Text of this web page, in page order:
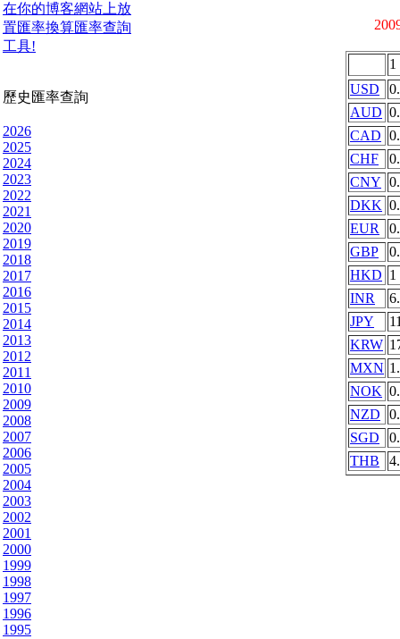
在你的博客網站上放
置匯率換算匯率查詢
工具!
歷史匯率查詢
2026
2025
2024
2023
2022
2021
2020
2019
2018
2017
2016
2015
2014
2013
2012
2011
2010
2009
2008
2007
2006
2005
2004
2003
2002
2001
2000
1999
1998
1997
1996
1995
1
USD
AUD
CAD
CHF
CNY
DKK
EUR
GBP
HKD 1
INR
JPY
KRW
MXN
NOK
NZD
SGD
THB